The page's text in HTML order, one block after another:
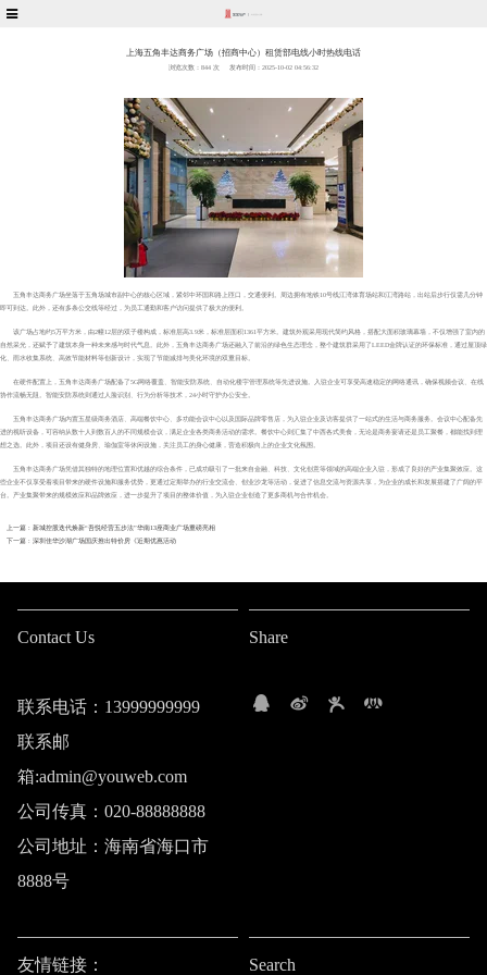
上海五角丰达商务广场（招商中心）租赁部电线小时热线电话
浏览次数： 844 次 发布时间：2025-10-02 04:56:32
五角丰达商务广场坐落于五角场城市副中心的核心区域，紧邻中环国和路上匝口，交通便利。周边拥有地铁10号线江湾体育场站和江湾路站，出站后步行仅需几分钟
即可到达。此外，还有多条公交线等经过，为员工通勤和客户访问提供了极大的便利。
该广场占地约5万平方米，由2幢12层的双子楼构成，标准层高3.9米，标准层面积1361平方米。建筑外观采用现代简约风格，搭配大面积玻璃幕墙，不仅增强了室内的
自然采光，还赋予了建筑本身一种未来感与时代气息。此外，五角丰达商务广场还融入了前沿的绿色生态理念，整个建筑群采用了LEED金牌认证的环保标准，通过屋顶绿
化、雨水收集系统、高效节能材料等创新设计，实现了节能减排与美化环境的双重目标。
在硬件配置上，五角丰达商务广场配备了5G网络覆盖、智能安防系统、自动化楼宇管理系统等先进设施。入驻企业可享受高速稳定的网络通讯，确保视频会议、在线
协作流畅无阻。智能安防系统则通过人脸识别、行为分析等技术，24小时守护办公安全。
五角丰达商务广场内置五星级商务酒店、高端餐饮中心、多功能会议中心以及国际品牌零售店，为入驻企业及访客提供了一站式的生活与商务服务。会议中心配备先
进的视听设备，可容纳从数十人到数百人的不同规模会议，满足企业各类商务活动的需求。餐饮中心则汇集了中西各式美食，无论是商务宴请还是员工聚餐，都能找到理
想之选。此外，项目还设有健身房、瑜伽室等休闲设施，关注员工的身心健康，营造积极向上的企业文化氛围。
五角丰达商务广场凭借其独特的地理位置和优越的综合条件，已成功吸引了一批来自金融、科技、文化创意等领域的高端企业入驻，形成了良好的产业集聚效应。这
些企业不仅享受着项目带来的硬件设施和服务优势，更通过定期举办的行业交流会、创业沙龙等活动，促进了信息交流与资源共享，为企业的成长和发展搭建了广阔的平
台。产业集聚带来的规模效应和品牌效应，进一步提升了项目的整体价值，为入驻企业创造了更多商机与合作机会。
上一篇 : 新城控股迭代焕新“吾悦经营五步法”华南13座商业广场重磅亮相
下一篇 : 深圳佳华沙湖广场国庆推出特价房《近期优惠活动
Contact Us
联系电话：13999999999
联系邮
箱:admin@youweb.com
公司传真：020-88888888
公司地址：海南省海口市
8888号
Share
友情链接： Search